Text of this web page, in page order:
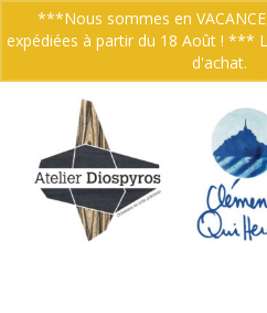
Votre panier
***Nous sommes en
expédiées à partir du 18 Août ! ***
d'achat.